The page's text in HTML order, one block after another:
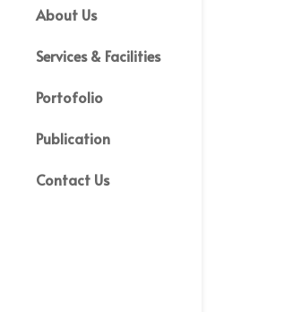
About Us
Services & Facilities
Portofolio
Publication
Contact Us